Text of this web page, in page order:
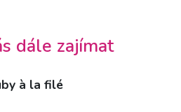
dále zajímat
à la filé